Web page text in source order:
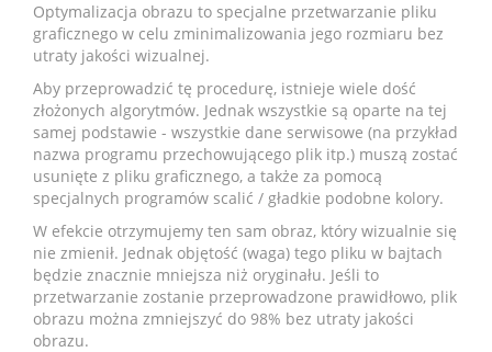
Optymalizacja obrazu to specjalne przetwarzanie pliku
graficznego w celu zminimalizowania jego rozmiaru bez
utraty jakości wizualnej.
Aby przeprowadzić tę procedurę, istnieje wiele dość
złożonych algorytmów. Jednak wszystkie są oparte na tej
samej podstawie - wszystkie dane serwisowe (na przykład
nazwa programu przechowującego plik itp.) muszą zostać
usunięte z pliku graficznego, a także za pomocą
specjalnych programów scalić / gładkie podobne kolory.
W efekcie otrzymujemy ten sam obraz, który wizualnie się
nie zmienił. Jednak objętość (waga) tego pliku w bajtach
będzie znacznie mniejsza niż oryginału. Jeśli to
przetwarzanie zostanie przeprowadzone prawidłowo, plik
obrazu można zmniejszyć do 98% bez utraty jakości
obrazu.